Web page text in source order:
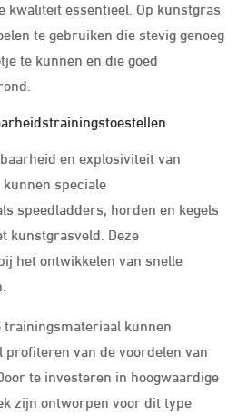
kwaliteit essentieel. Op kunstgras
te gebruiken die stevig genoeg
te kunnen en die goed
en explosiviteit van
speciale
speedladders, horden en kegels
kunstgrasveld. Deze
het ontwikkelen van snelle
kunnen
van de voordelen van
te investeren in hoogwaardige
zijn ontworpen voor dit type